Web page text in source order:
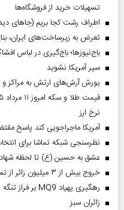
تسهیلات خرید از فروشگاه‌ها
اطراف رشت کجا بریم (جاهای
تعرض به زیرساخت‌های ایران،
باج‌نیوزها؛ باج‌گیری در لباس
سپر آمریکا نشوید
یورش آرش‌های ارتش به مراکز و
نرخ ارز
آمریکا ماجراجویی کند پاسخ
نظرسنجی شبکه تماشا برای
عشق به حسین (ع) تا لحظه
خروج بیش از ۳ میلیون زائر از تمام مرز‌های کشور
رهگیری پهپاد MQ9 بر فراز تنگه هرمز
‌زائران سبز